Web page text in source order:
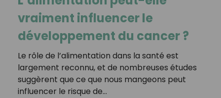
vraiment influencer le
développement du cancer ?
Le rôle de l’alimentation dans la santé est
largement reconnu, et de nombreuses études
suggèrent que ce que nous mangeons peut
influencer le risque de…